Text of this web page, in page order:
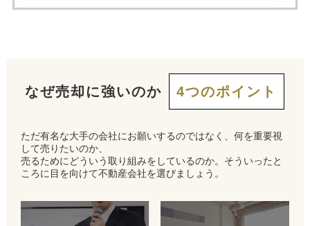
なぜ売却に強いのか 4つのポイント
ただ有名な大手の会社にお願いするのではなく、何を重要視
して売りたいのか、
売るためにどういう取り組みをしているのか。そういったと
ころに目を向けて不動産会社を選びましょう。